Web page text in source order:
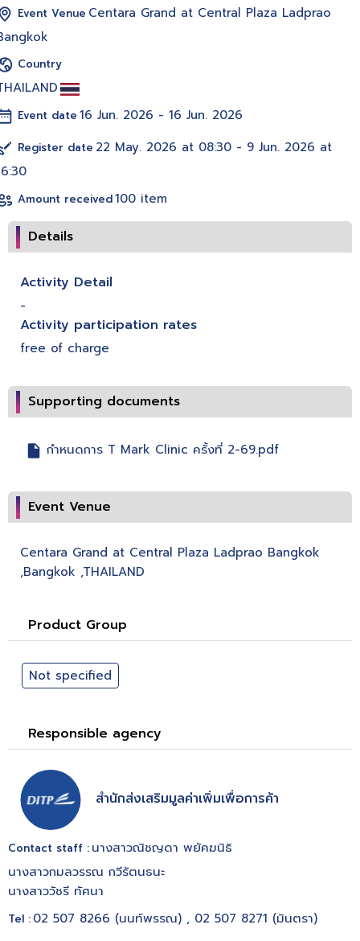
Event Venue Centara Grand at Central Plaza Ladprao
Country
Event date 16 Jun. 2026 - 16 Jun. 2026
Register date 22 May. 2026 at 08:30 - 9 Jun. 2026 at
Amount received100 item
Details
Activity Detail
-
Activity participation rates
free of charge
Supporting documents
กำหนดการ T Mark Clinic ครั้งที่ 2-69.pdf
Event Venue
Centara Grand at Central Plaza Ladprao Bangkok
,Bangkok ,THAILAND
Product Group
Not specified
Responsible agency
สำนักส่งเสริมมูลค่าเพิ่มเพื่อการค้า
Contact staff : นางสาวณิชญดา พยัคฆนิธิ
นางสาวกมลวรรณ กวีรัตนธนะ
นางสาววัชรี ทัศนา
Tel : 02 507 8266 (นนท์พรรณ) , 02 507 8271 (มินตรา)